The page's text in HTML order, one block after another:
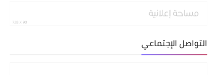
التواصل الإجتماعي